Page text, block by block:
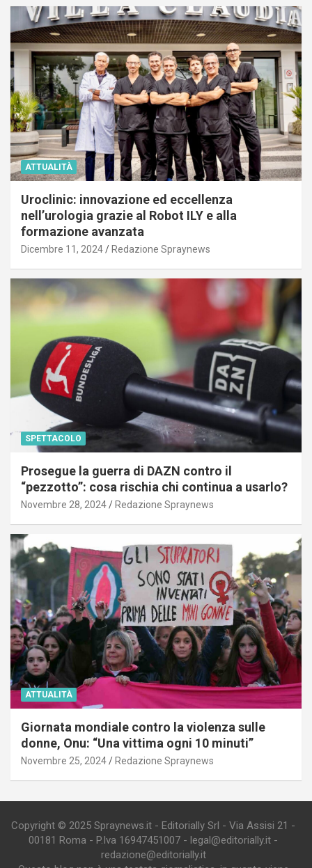
ATTUALITÀ
Uroclinic: innovazione ed eccellenza
nell’urologia grazie al Robot ILY e alla
formazione avanzata
Dicembre 11, 2024 Redazione Spraynews
SPETTACOLO
Prosegue la guerra di DAZN contro il
“pezzotto”: cosa rischia chi continua a usarlo?
Novembre 28, 2024 Redazione Spraynews
ATTUALITÀ
Giornata mondiale contro la violenza sulle
donne, Onu: “Una vittima ogni 10 minuti”
Novembre 25, 2024 Redazione Spraynews
Copyright © 2025 Spraynews.it - Editorially Srl - Via Assisi 21 -
00181 Roma - P.Iva 16947451007 - legal@editorially.it -
redazione@editorially.it